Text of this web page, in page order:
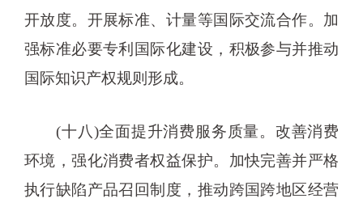
开放度。开展标准、计量等国际交流合作。加
强标准必要专利国际化建设，积极参与并推动
国际知识产权规则形成。
(十八)全面提升消费服务质量。改善消费
环境，强化消费者权益保护。加快完善并严格
执行缺陷产品召回制度，推动跨国跨地区经营